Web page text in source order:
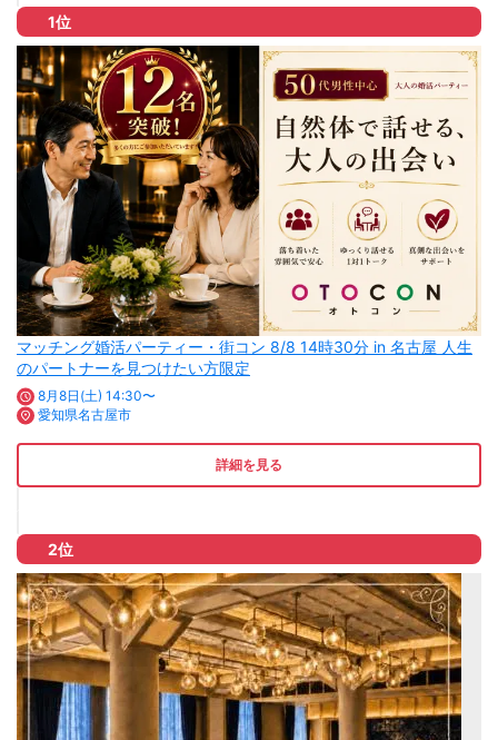
1位
マッチング婚活パーティー・街コン 8/8 14時30分 in 名古屋 人生
のパートナーを見つけたい方限定
8月8日(土) 14:30〜
愛知県名古屋市
詳細を見る
2位